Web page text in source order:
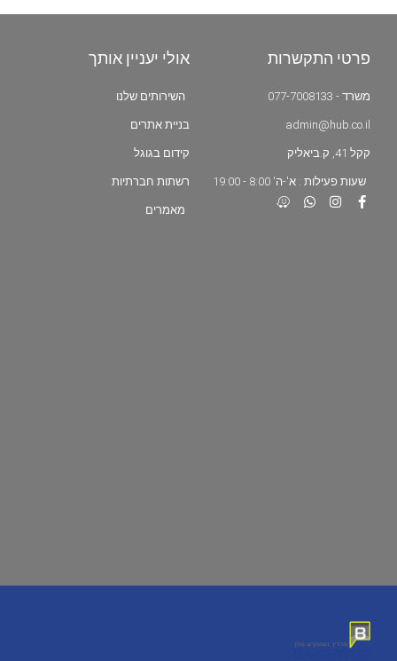
פרטי התקשרות
משרד - 077-7008133
admin@hub.co.il
קקל 41, ק.ביאליק
שעות פעילות : א'-ה' 8:00 - 19:00
אולי יעניין אותך
השירותים שלנו
בניית אתרים
קידום בגוגל
רשתות חברתיות
מאמרים